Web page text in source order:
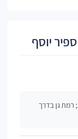
יוסף
רמת גן בדרך